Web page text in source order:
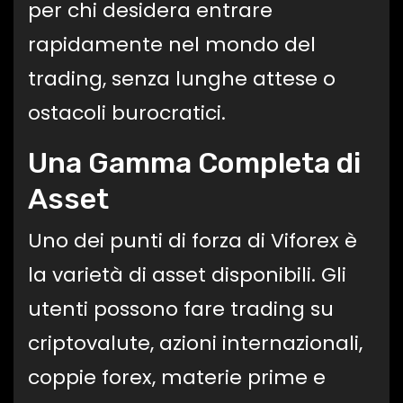
per chi desidera entrare
rapidamente nel mondo del
trading, senza lunghe attese o
ostacoli burocratici.
Una Gamma Completa di
Asset
Uno dei punti di forza di Viforex è
la varietà di asset disponibili. Gli
utenti possono fare trading su
criptovalute, azioni internazionali,
coppie forex, materie prime e